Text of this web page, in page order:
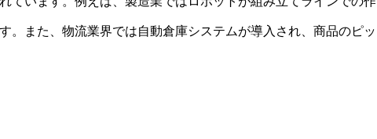
。また、物流業界では自動倉庫システムが導入され、商品のピッ